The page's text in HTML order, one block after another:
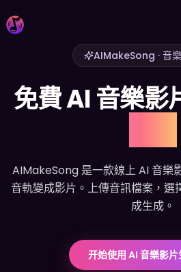
AIMakeSong · 音
免費 AI 音樂影
AIMakeSong 是一款線上 AI 音樂
音軌變成影片。上傳音訊檔案，選
成生成。
开始使用 AI 音樂影